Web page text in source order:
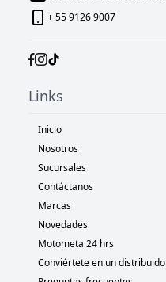
+ 55 9126 9007
Links
Inicio
Nosotros
Sucursales
Contáctanos
Marcas
Novedades
Motometa 24 hrs
Conviértete en un